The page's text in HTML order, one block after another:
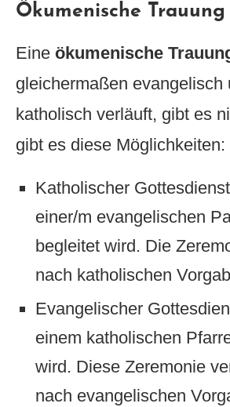
Ökumenische Trauung
Eine ökumenische
gleichermaßen evangelisch
katholisch verläuft, gibt es
gibt es diese Möglichkeiten:
Katholischer
einer/m evangelischen
begleitet wird. Die
nach katholischen
Evangelischer
einem katholischen
wird. Diese Zeremonie
nach evangelischen